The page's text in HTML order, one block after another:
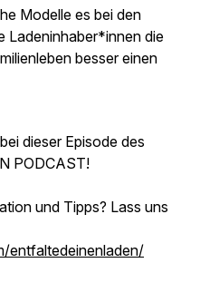
Modelle es bei den
Ladeninhaber*innen die
besser einen
dieser Episode des
PODCAST!
und Tipps? Lass uns
entfaltedeinenladen/